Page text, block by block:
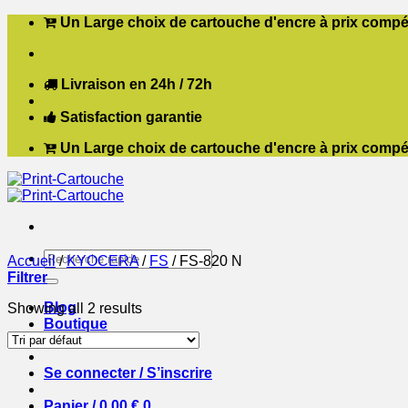
Passer
contenu
Un Large choix de cartouche d'encre à prix
Livraison en 24h / 72h
Satisfaction garantie
Un Large choix de cartouche d'encre à prix
Recherche
pour :
Blog
Boutique
Contact
Se connecter / S’inscrire
Accueil / KYOCERA / FS /FS-820 N
Filtrer
Showing all 2 results